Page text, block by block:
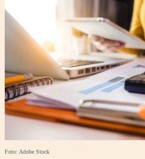
Foto: Adobe Stock